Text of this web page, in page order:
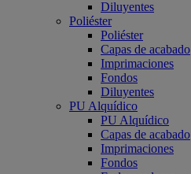
Diluyentes
Poliéster
Poliéster
Capas de acabado
Imprimaciones
Fondos
Diluyentes
PU Alquídico
PU Alquídico
Capas de acabado
Imprimaciones
Fondos